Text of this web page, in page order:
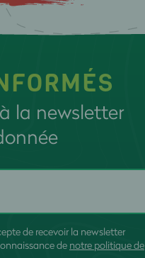
la newsletter
de recevoir la newsletter
de notre politique de